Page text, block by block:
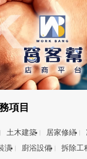
項目
土木建築 居家修繕
潢 廚浴設備 拆除工